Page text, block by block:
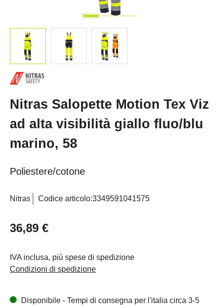
Nitras Salopette Motion Tex Viz
ad alta visibilità giallo fluo/blu
marino, 58
Poliestere/cotone
Nitras Codice articolo:3349591041575
36,89 €
IVA inclusa, più spese di spedizione
Condizioni di spedizione
Disponibile - Tempi di consegna per l'italia circa 3-5